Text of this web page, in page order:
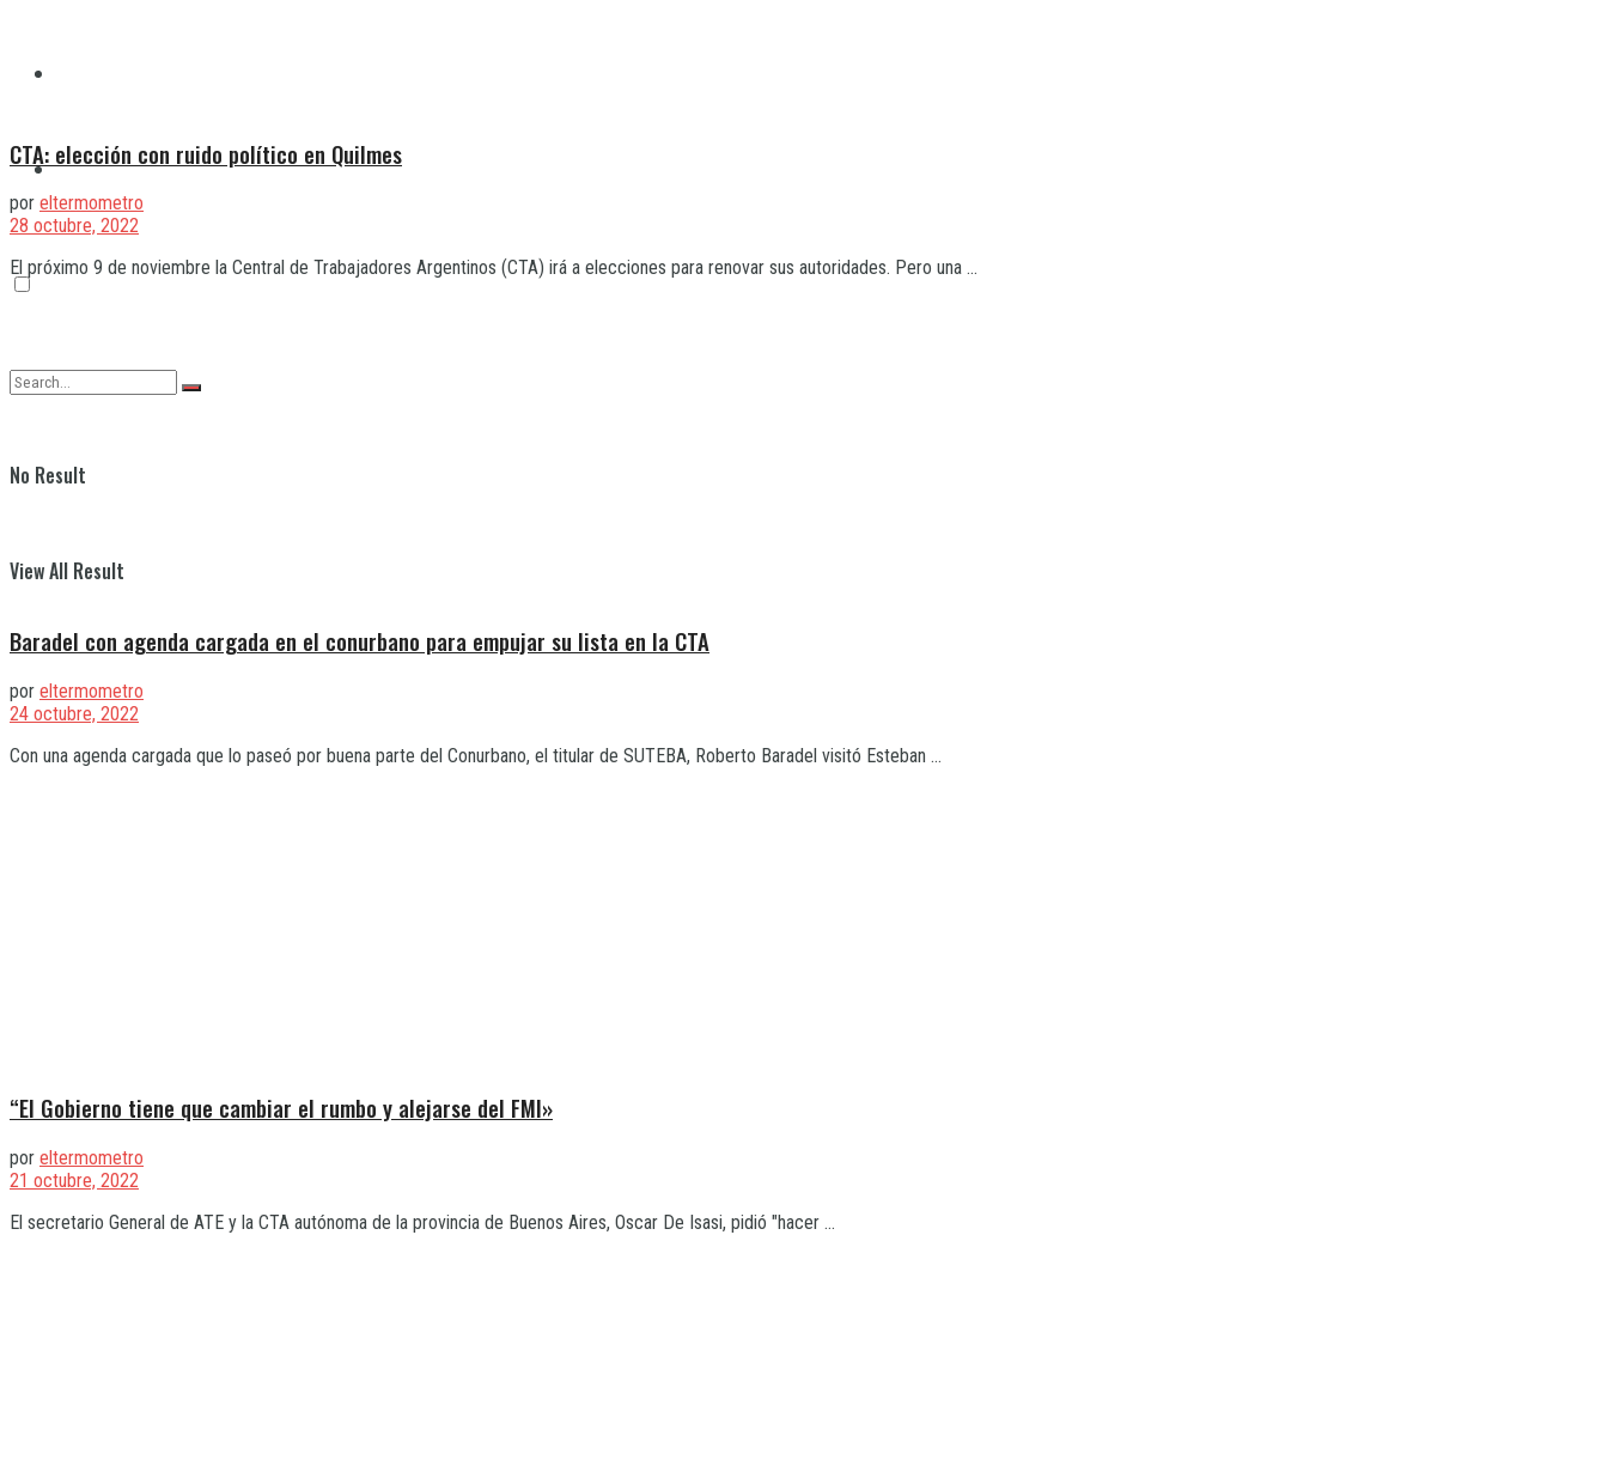
Varela
No Result
View All Result
CTA: elección con ruido político en Quilmes
por eltermometro
28 octubre, 2022
El próximo 9 de noviembre la Central de Trabajadores Argentinos (CTA) irá a elecciones para renovar sus autoridades. Pero una ...
Baradel con agenda cargada en el conurbano para empujar su lista en la CTA
por eltermometro
24 octubre, 2022
Con una agenda cargada que lo paseó por buena parte del Conurbano, el titular de SUTEBA, Roberto Baradel visitó Esteban ...
“El Gobierno tiene que cambiar el rumbo y alejarse del FMI»
por eltermometro
21 octubre, 2022
El secretario General de ATE y la CTA autónoma de la provincia de Buenos Aires, Oscar De Isasi, pidió "hacer ...